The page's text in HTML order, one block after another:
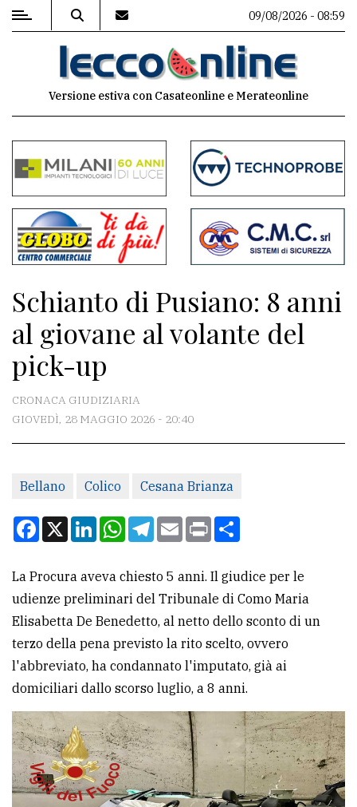
MENU
commenti
Contenuti
del
sito
Meteo
CONTATTI
La
redazione
Per
tua
CERCA
Cerca
per
comune
Ricerca
avanzata
LE
09/08/2026 - 08:59
Versione estiva con Casateonline e Merateonline
Schianto di Pusiano: 8 anni
al giovane al volante del
pick-up
CRONACA GIUDIZIARIA
GIOVEDÌ, 28 MAGGIO 2026 - 20:40
Bellano Colico Cesana Brianza
Facebook
X LinkedInWhatsApp
Telegram
EmailPrint
La Procura aveva chiesto 5 anni. Il giudice per le
udienze preliminari del Tribunale di Como Maria
Elisabetta De Benedetto, al netto dello sconto di un
terzo della pena previsto la rito scelto, ovvero
l'abbreviato, ha condannato l'imputato, già ai
domiciliari dallo scorso luglio, a 8 anni.